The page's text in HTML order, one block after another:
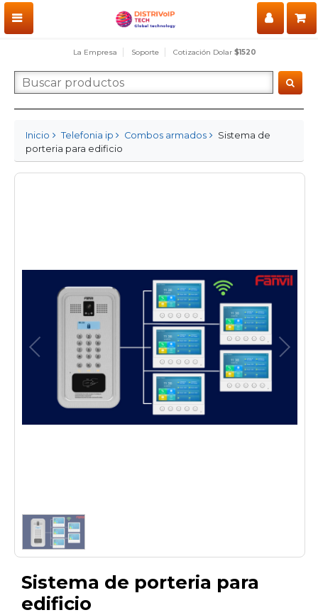
La Empresa Soporte Cotización Dolar $1520
Inicio Telefonia ip Combos armados
Sistema de
porteria para edificio
Sistema de porteria para
edificio